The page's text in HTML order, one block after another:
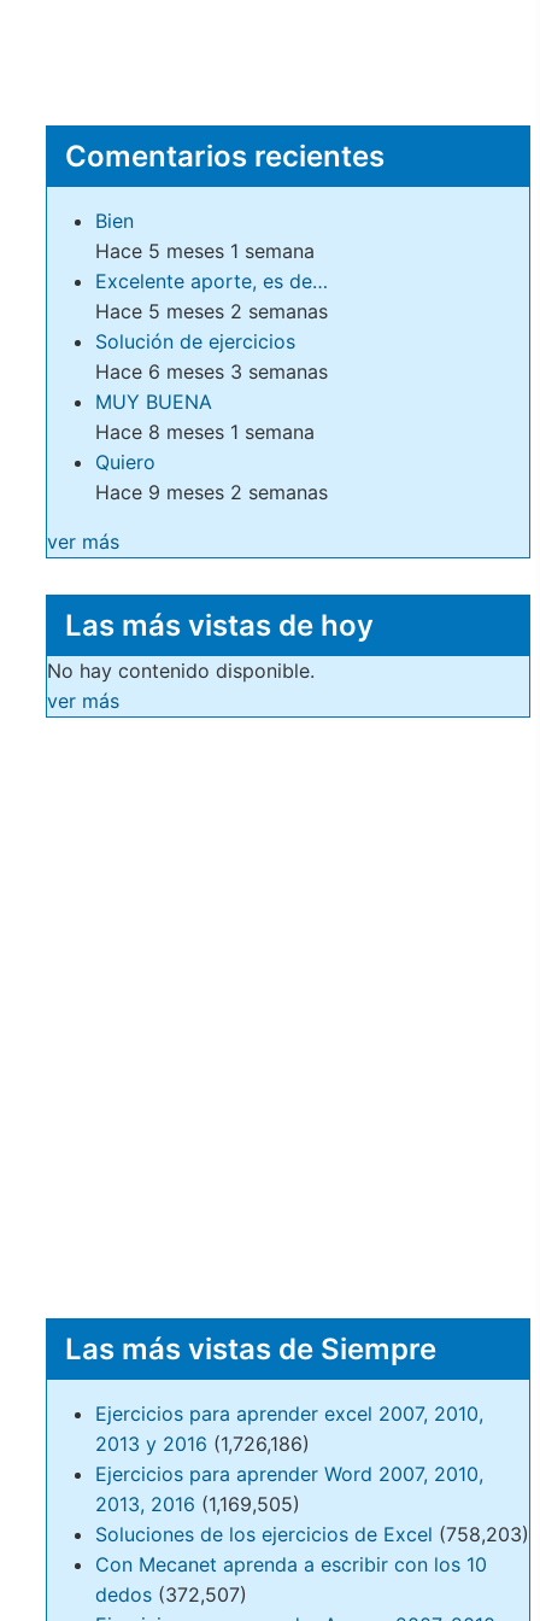
Comentarios recientes
Bien
Hace 5 meses 1 semana
Excelente aporte, es de…
Hace 5 meses 2 semanas
Solución de ejercicios
Hace 6 meses 3 semanas
MUY BUENA
Hace 8 meses 1 semana
Quiero
Hace 9 meses 2 semanas
ver más
Las más vistas de hoy
No hay contenido disponible.
ver más
Las más vistas de Siempre
Ejercicios para aprender excel 2007, 2010,
2013 y 2016 (1,726,186)
Ejercicios para aprender Word 2007, 2010,
2013, 2016 (1,169,505)
Soluciones de los ejercicios de Excel (758,203)
Con Mecanet aprenda a escribir con los 10
dedos (372,507)